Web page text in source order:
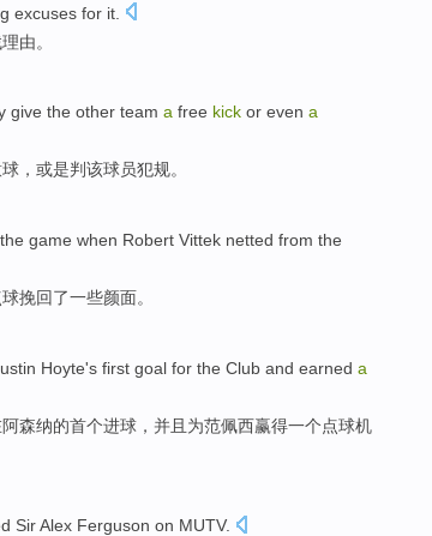
excuses for it
由。
give the other team a free kick or even a
， 或是判该球员犯规。
game when Robert Vittek netted from the
球挽回了一些颜面。
Hoyte's first goal for the Club and earned a
阿森纳的首个进球 ， 并且 为范佩西赢得一个点球机
SirAlex Ferguson on MUTV.